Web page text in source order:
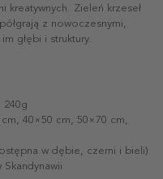
Zieleń krzeseł
z nowoczesnymi,
głębi i struktury.
240g
40×50 cm, 50×70 cm,
w dębie, czerni i bieli)